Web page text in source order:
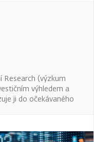
Research (výzkum
výhledem a
ji do očekávaného